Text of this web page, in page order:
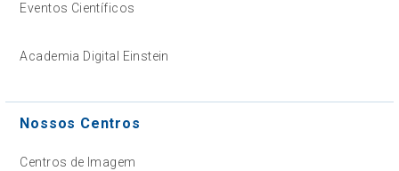
Eventos Científicos
Academia Digital Einstein
Nossos Centros
Centros de Imagem